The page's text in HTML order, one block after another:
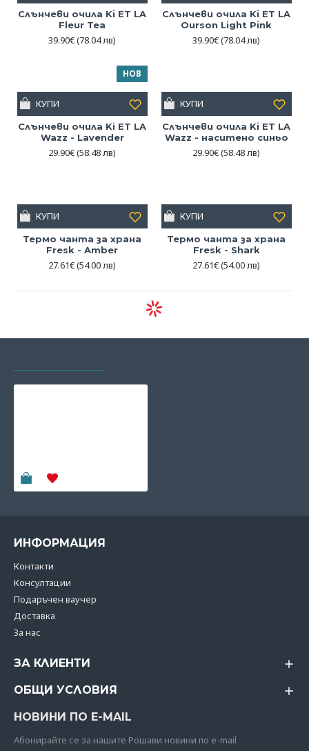
Слънчеви очила Ki ET LA
Fleur Tea
39.90€(78.04 лв)
Слънчеви очила Ki ET LA
Ourson Light Pink
39.90€(78.04 лв)
НОВ
Слънчеви очила Ki ET LA
Wazz - Lavender
29.90€(58.48 лв)
КУПИ
Слънчеви очила Ki ET LA
Wazz - наситено синьо
29.90€(58.48 лв)
КУПИ
Термо чанта за храна
Fresk - Amber
27.61€(54.00 лв)
КУПИ
Термо чанта за храна
Fresk - Shark
27.61€(54.00 лв)
КУПИ
ИНФОРМАЦИЯ
Контакти
Консултации
Подаръчен ваучер
Доставка
За нас
ЗА КЛИЕНТИ
ОБЩИ УСЛОВИЯ
НОВИНИ ПО E-MAIL
Абoнирайте се за нашите Рошави новини по e-mail